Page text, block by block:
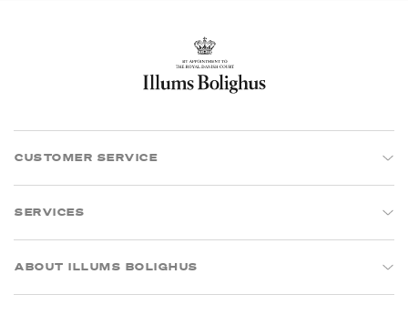
CUSTOMER SERVICE
SERVICES
ABOUT ILLUMS BOLIGHUS